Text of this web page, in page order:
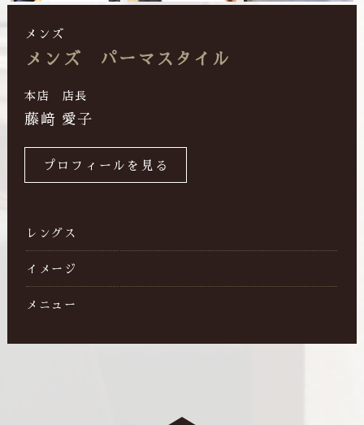
メンズ
メンズ パーマスタイル
本店 店長
藤﨑 愛子
プロフィールを見る
レングス
イメージ
メニュー